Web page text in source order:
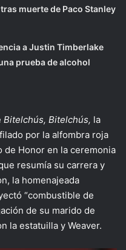
muerte de Paco Stanley
a Justin Timberlake
prueba de alcohol
Bitelchús, Bitelchús, la
por la alfombra roja
de Honor en la ceremonia
resumía su carrera y
la homenajeada
“combustible de
de su marido de
la estatuilla y Weaver.